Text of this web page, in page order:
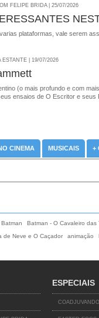
FELIPE BRIDA | 25/07/2026
plataformas, vale serem
| 19/07/2026
(o mais profundo e com
ensaios de O Escritor e seus
CINEMA MUSICAIS +
Batman Batman - O Cavaleiro das
de Neve e O Caçador animação
ESPECIAIS
COADJUVANDO